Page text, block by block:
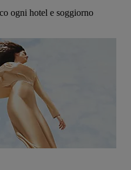
ogni hotel e soggiorno